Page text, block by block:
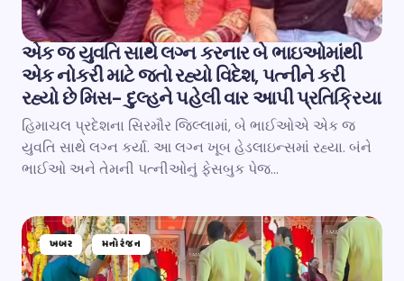
એક જ યુવતિ સાથે લગ્ન કરનાર બે ભાઇઓમાંથી
એક નોકરી માટે જતો રહ્યો વિદેશ, પત્નીને કરી
રહ્યો છે મિસ- દુલ્હને પહેલી વાર આપી પ્રતિક્રિયા
હિમાચલ પ્રદેશના સિરમૌર જિલ્લામાં, બે ભાઈઓએ એક જ
યુવતિ સાથે લગ્ન કર્યા. આ લગ્ન ખૂબ હેડલાઇન્સમાં રહ્યા. બંને
ભાઈઓ અને તેમની પત્નીઓનું ફેસબુક પેજ…
ખબર મનોરંજન